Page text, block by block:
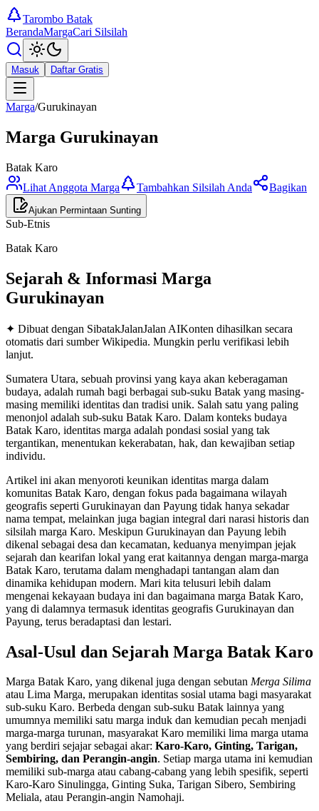
Tarombo Batak
BerandaMargaCari Silsilah
Masuk Daftar Gratis
Marga/Gurukinayan
Marga Gurukinayan
Batak Karo
Lihat Anggota Marga
Tambahkan Silsilah Anda Bagikan
Ajukan Permintaan Sunting
Sub-Etnis
Batak Karo
Sejarah & Informasi Marga
Gurukinayan
✦ Dibuat dengan SibatakJalanJalan AIKonten dihasilkan secara
otomatis dari sumber Wikipedia. Mungkin perlu verifikasi lebih
lanjut.
Sumatera Utara, sebuah provinsi yang kaya akan keberagaman
budaya, adalah rumah bagi berbagai sub-suku Batak yang masing-
masing memiliki identitas dan tradisi unik. Salah satu yang paling
menonjol adalah sub-suku Batak Karo. Dalam konteks budaya
Batak Karo, identitas marga adalah pondasi sosial yang tak
tergantikan, menentukan kekerabatan, hak, dan kewajiban setiap
individu.
Artikel ini akan menyoroti keunikan identitas marga dalam
komunitas Batak Karo, dengan fokus pada bagaimana wilayah
geografis seperti Gurukinayan dan Payung tidak hanya sekadar
nama tempat, melainkan juga bagian integral dari narasi historis dan
silsilah marga Karo. Meskipun Gurukinayan dan Payung lebih
dikenal sebagai desa dan kecamatan, keduanya menyimpan jejak
sejarah dan kearifan lokal yang erat kaitannya dengan marga-marga
Batak Karo, terutama dalam menghadapi tantangan alam dan
dinamika kehidupan modern. Mari kita telusuri lebih dalam
mengenai kekayaan budaya ini dan bagaimana marga Batak Karo,
yang di dalamnya termasuk identitas geografis Gurukinayan dan
Payung, terus beradaptasi dan lestari.
Asal-Usul dan Sejarah Marga Batak Karo
Marga Batak Karo, yang dikenal juga dengan sebutan Merga Silima
atau Lima Marga, merupakan identitas sosial utama bagi masyarakat
sub-suku Karo. Berbeda dengan sub-suku Batak lainnya yang
umumnya memiliki satu marga induk dan kemudian pecah menjadi
marga-marga turunan, masyarakat Karo memiliki lima marga utama
yang berdiri sejajar sebagai akar: Karo-Karo, Ginting, Tarigan,
Sembiring, dan Perangin-angin. Setiap marga utama ini kemudian
memiliki sub-marga atau cabang-cabang yang lebih spesifik, seperti
Karo-Karo Sinulingga, Ginting Suka, Tarigan Sibero, Sembiring
Meliala, atau Perangin-angin Namohaji.